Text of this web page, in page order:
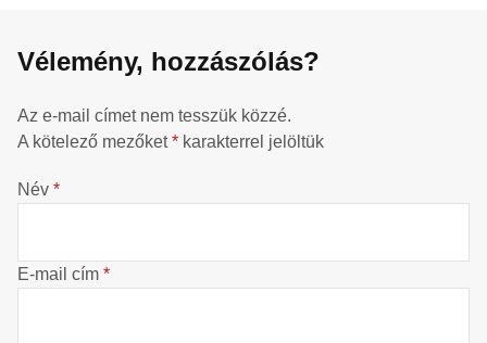
Vélemény, hozzászólás?
Az e-mail címet nem tesszük közzé.
A kötelező mezőket* karakterrel jelöltük
Név *
E-mail cím *